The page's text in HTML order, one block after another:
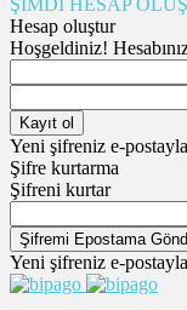
ŞİMDİ HESAP
Hesap oluştur
Hoşgeldiniz!
Yeni şifreniz e-
Şifre kurtarma
Şifreni kurtar
Yeni şifreniz e-